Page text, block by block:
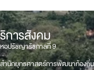
การสังคม
หอปรัชญารัชกาลที่ 9
สำนักยุทธศาสตร์การพัฒนาท้องถิ่น